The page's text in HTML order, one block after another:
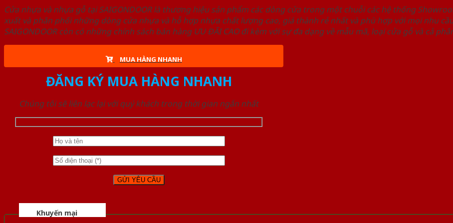
Cửa nhựa và nhựa gỗ tại SAIGONDOOR là thương hiệu sản phẩm các dòng cửa trong một chuỗi các hệ thống
xuất và phân phối những dòng cửa nhựa và hỗ hợp nhựa chất lượng cao, giá thành rẻ nhất và phù hợp với mọi nhu
SAIGONDOOR còn có những chính sách bán hàng ƯU ĐÃI CAO đi kèm với sự đa dạng về mẫu mã, loại cửa gỗ và cả
MUA HÀNG NHANH
ĐĂNG KÝ MUA HÀNG NHANH
Chúng tôi sẽ liên lạc lại với quý khách trong thời gian ngắn nhất
Khuyến mại